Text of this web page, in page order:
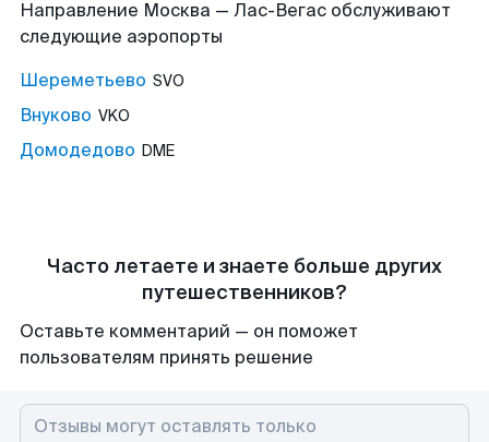
Направление Москва — Лас-Вегас обслуживают
следующие аэропорты
Шереметьево SVO
Внуково VKO
Домодедово DME
Часто летаете и знаете больше других
путешественников?
Оставьте комментарий — он поможет
пользователям принять решение